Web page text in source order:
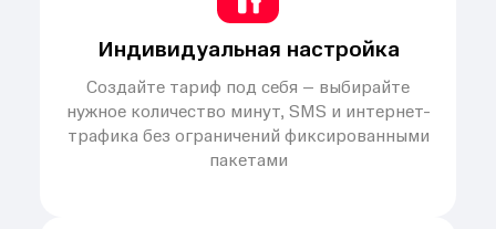
Индивидуальная настройка
Создайте тариф под себя – выбирайте
нужное количество минут, SMS и интернет-
трафика без ограничений фиксированными
пакетами